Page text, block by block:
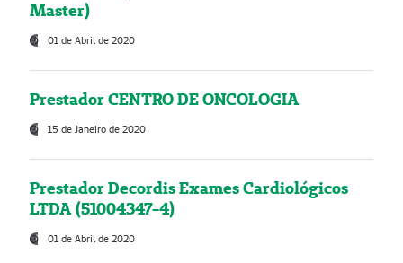
Master)
01 de Abril de 2020
Prestador CENTRO DE ONCOLOGIA
15 de Janeiro de 2020
Prestador Decordis Exames Cardiológicos
LTDA (51004347-4)
01 de Abril de 2020